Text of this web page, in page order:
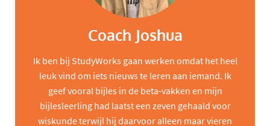
Coach Joshua
Ik ben bij StudyWorks gaan werken omdat het heel
leuk vind om iets nieuws te leren aan iemand. Ik
geef vooral bijles in de beta-vakken en mijn
bijlesleerling had laatst een zeven gehaald voor
wiskunde terwijl hij daarvoor alleen maar vieren